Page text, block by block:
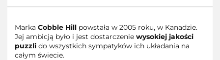
Marka Cobble Hill powstała w 2005 roku, w Kanadzie.
Jej ambicją było i jest dostarczenie wysokiej jakości
puzzli do wszystkich sympatyków ich układania na
całym świecie.